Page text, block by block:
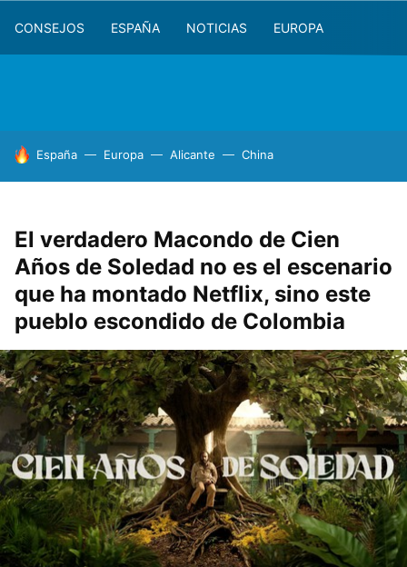
CONSEJOS ESPAÑA NOTICIAS EUROPA
HOY SE HABLA DE
España Europa Alicante China
El verdadero Macondo de Cien
Años de Soledad no es el escenario
que ha montado Netflix, sino este
pueblo escondido de Colombia